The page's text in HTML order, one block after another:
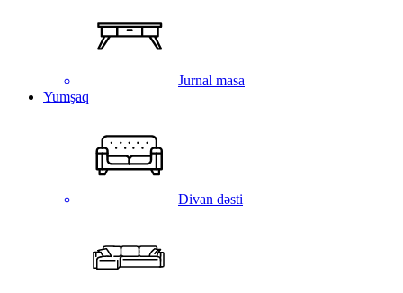
Jurnal masa
Yumşaq
Divan dəsti